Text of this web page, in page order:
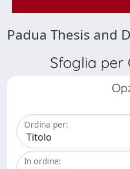
Padua Thesis and
Sfoglia per
Ordina per:
In ordine: